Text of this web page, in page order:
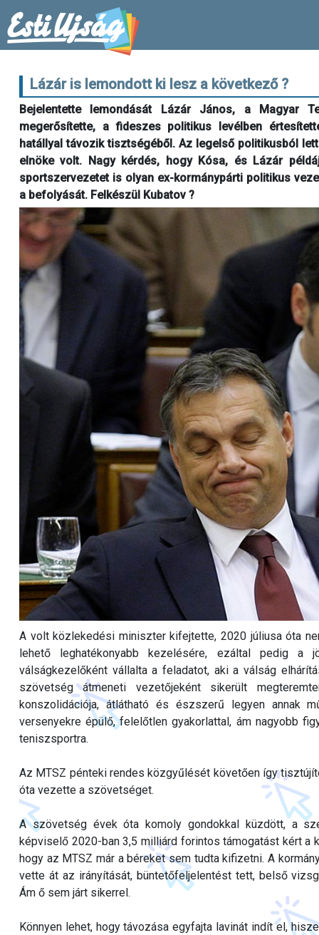
Lázár is lemondott ki lesz a következő ?
Bejelentette lemondását Lázár János, a Magyar
megerősítette, a fideszes politikus levélben
hatállyal távozik tisztségéből. Az legelső politikusból
elnöke volt. Nagy kérdés, hogy Kósa, és Lázár
sportszervezetet is olyan ex-kormánypárti politikus
a befolyását. Felkészül Kubatov ?
A volt közlekedési miniszter kifejtette, 2020 júliusa óta
lehető leghatékonyabb kezelésére, ezáltal pedig a
válságkezelőként vállalta a feladatot, aki a válság
szövetség átmeneti vezetőjeként sikerült
konszolidációja, átlátható és észszerű legyen annak
versenyekre épülő, felelőtlen gyakorlattal, ám nagyobb
teniszsportra.
Az MTSZ pénteki rendes közgyűlését követően így
óta vezette a szövetséget.
A szövetség évek óta komoly gondokkal küzdött, a
képviselő 2020-ban 3,5 milliárd forintos támogatást kért a
hogy az MTSZ már a béreket sem tudta kifizetni. A
vette át az irányítását, büntetőfeljelentést tett, belső
Ám ő sem járt sikerrel.
Könnyen lehet, hogy távozása egyfajta lavinát indít el,